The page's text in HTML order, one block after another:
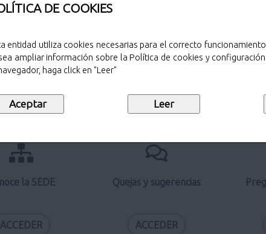
DE COOKIES
entidad utiliza cookies necesarias para el correcto
ampliar información sobre la Política de cookies y
haga click en "Leer"Verificación de documentos
la SEDE
ACCEDER
Quejas y sugerencias
ACCEDER